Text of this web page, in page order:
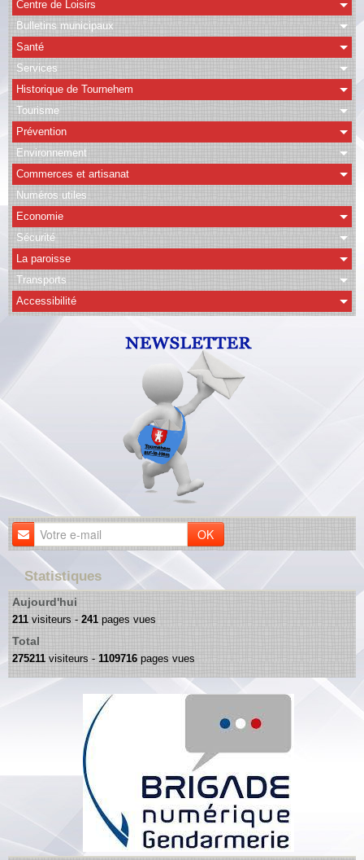
CAPSO
Agenda
Albums
Vidéos
Facebook
Contact
Centre de Loisirs
Bulletins municipaux
Santé
Services
Historique de Tournehem
Tourisme
Prévention
Environnement
Commerces et artisanat
Numéros utiles
Economie
Sécurité
La paroisse
Transports
Accessibilité
OK
Statistiques
Aujourd'hui
211 visiteurs - 241 pages vues
Total
275211 visiteurs - 1109716 pages vues